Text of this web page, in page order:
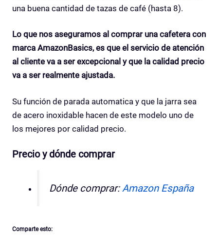
una buena cantidad de tazas de café (hasta 8).
Lo que nos aseguramos al comprar una cafetera con
marca AmazonBasics, es que el servicio de atención
al cliente va a ser excepcional y que la calidad precio
va a ser realmente ajustada.
Su función de parada automatica y que la jarra sea
de acero inoxidable hacen de este modelo uno de
los mejores por calidad precio.
Precio y dónde comprar
Dónde comprar:Amazon España
Comparte esto: